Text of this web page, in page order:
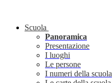
Scuola
Panoramica
Presentazione
I luoghi
Le persone
I numeri della scuola